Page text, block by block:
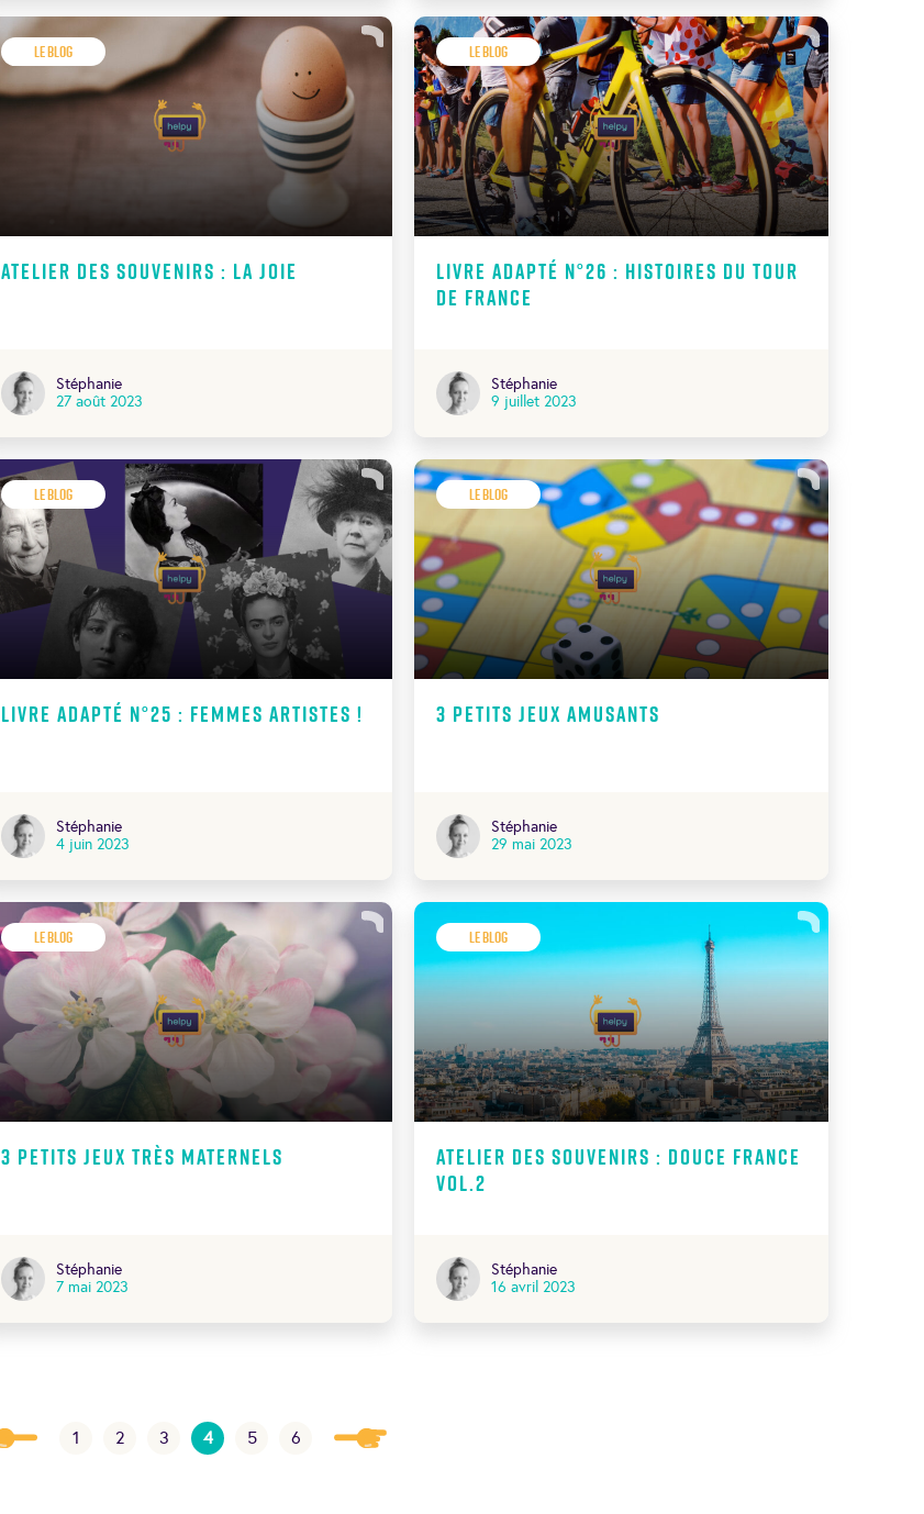
Le Blog
Atelier des souvenirs : La joie
Stéphanie
27 août 2023
Le Blog
Livre adapté N°26 : Histoires du tour
de France
Stéphanie
9 juillet 2023
Le Blog
Livre adapté N°25 : Femmes artistes !
Stéphanie
4 juin 2023
Le Blog
3 petits Jeux amusants
Stéphanie
29 mai 2023
Le Blog
3 petits Jeux très maternels
Stéphanie
7 mai 2023
Le Blog
Atelier des souvenirs : Douce France
Vol.2
Stéphanie
16 avril 2023
1 2 3 4 5 6